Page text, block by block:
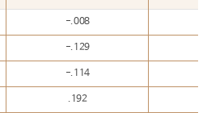
-.008
-.129
-.114
.192